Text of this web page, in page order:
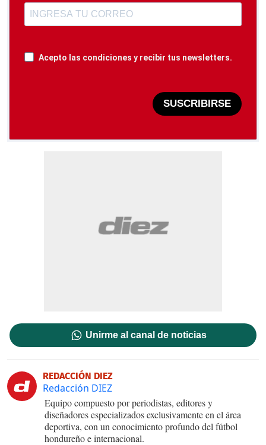
Acepto las condiciones y recibir tus newsletters.
SUSCRIBIRSE
Unirme al canal de noticias
REDACCIÓN DIEZ
Redacción DIEZ
Equipo compuesto por periodistas, editores y
diseñadores especializados exclusivamente en el área
deportiva, con un conocimiento profundo del fútbol
hondureño e internacional.